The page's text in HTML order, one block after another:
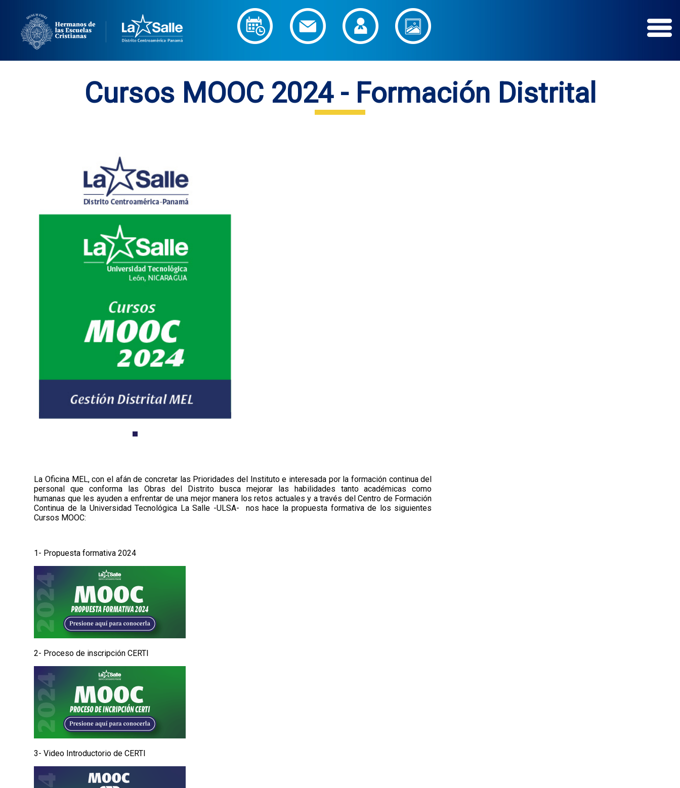
Cursos MOOC 2024 - Formación Distrital
La Oficina MEL, con el afán de concretar las Prioridades del Instituto e interesada por la formación continua del
personal que conforma las Obras del Distrito busca mejorar las habilidades tanto académicas como
humanas que les ayuden a enfrentar de una mejor manera los retos actuales y a través del Centro de Formación
Continua de la Universidad Tecnológica La Salle -ULSA- nos hace la propuesta formativa de los siguientes
Cursos MOOC:
1- Propuesta formativa 2024
2- Proceso de inscripción CERTI
3- Video Introductorio de CERTI